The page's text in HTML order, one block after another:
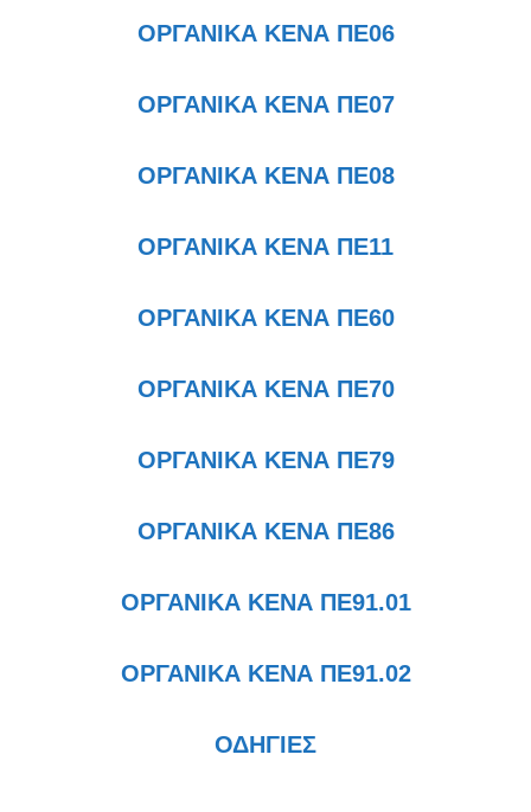
ΟΡΓΑΝΙΚΑ ΚΕΝΑ ΠΕ06
ΟΡΓΑΝΙΚΑ ΚΕΝΑ ΠΕ07
ΟΡΓΑΝΙΚΑ ΚΕΝΑ ΠΕ08
ΟΡΓΑΝΙΚΑ ΚΕΝΑ ΠΕ11
ΟΡΓΑΝΙΚΑ ΚΕΝΑ ΠΕ60
ΟΡΓΑΝΙΚΑ ΚΕΝΑ ΠΕ70
ΟΡΓΑΝΙΚΑ ΚΕΝΑ ΠΕ79
ΟΡΓΑΝΙΚΑ ΚΕΝΑ ΠΕ86
ΟΡΓΑΝΙΚΑ ΚΕΝΑ ΠΕ91.01
ΟΡΓΑΝΙΚΑ ΚΕΝΑ ΠΕ91.02
ΟΔΗΓΙΕΣ